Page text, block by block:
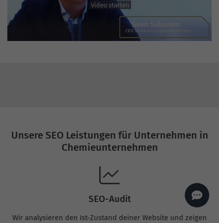
Unsere SEO Leistungen für Unternehmen in
Chemieunternehmen
SEO-Audit
Wir analysieren den Ist-Zustand deiner Website und zeigen
Hallo, willkommen bei